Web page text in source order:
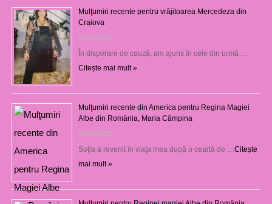
Mulţumiri recente pentru vrăjitoarea Mercedeza din
Craiova
22/07/2026
În disperare de cauză, am ajuns în cele din urmă …
Citește mai mult »
Mulţumiri recente din America pentru Regina Magiei
Albe din România, Maria Câmpina
23/08/2025
Soţia a revenit în viaţa mea după o ceartă de … Citește
mai mult »